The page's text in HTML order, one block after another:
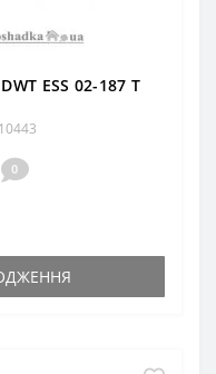
ESS 02-187 T
0